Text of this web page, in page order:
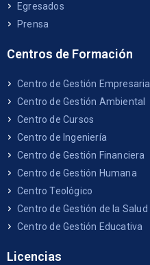
Egresados
Prensa
Centros de Formación
Centro de Gestión Empresarial
Centro de Gestión Ambiental
Centro de Cursos
Centro de Ingeniería
Centro de Gestión Financiera
Centro de Gestión Humana
Centro Teológico
Centro de Gestión de la Salud
Centro de Gestión Educativa
Licencias